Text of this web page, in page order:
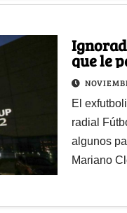
que le
lo
El
radial
algunos
Mariano